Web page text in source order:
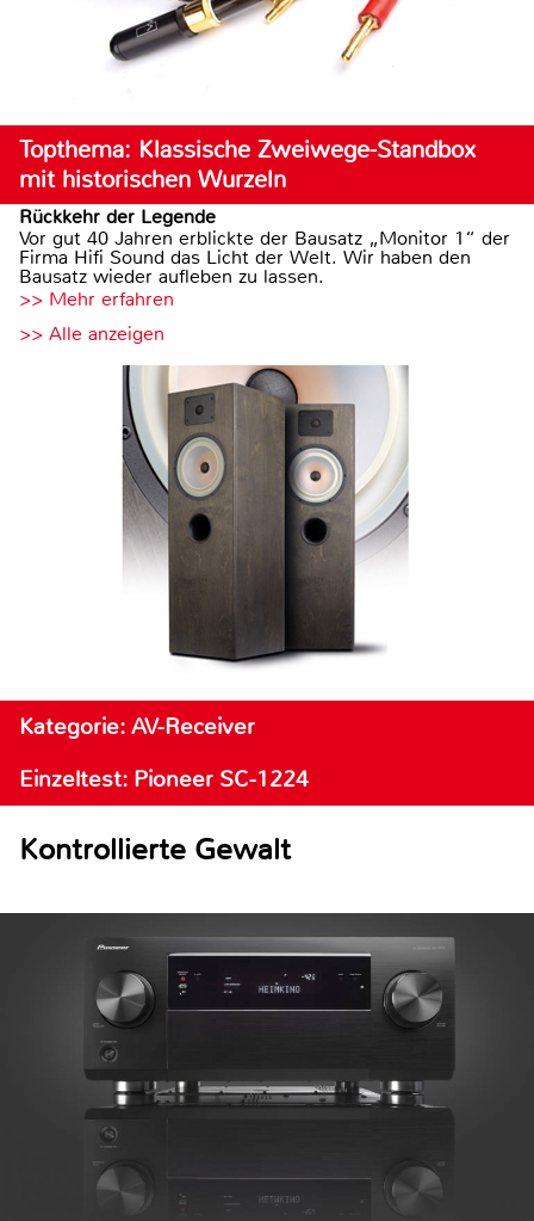
Topthema: Klassische Zweiwege-Standbox
mit historischen Wurzeln
Rückkehr der Legende
Vor gut 40 Jahren erblickte der Bausatz „Monitor 1“ der
Firma Hifi Sound das Licht der Welt. Wir haben den
Bausatz wieder aufleben zu lassen.
>> Mehr erfahren
>> Alle anzeigen
Kategorie: AV-Receiver
Einzeltest: Pioneer SC-1224
Kontrollierte Gewalt